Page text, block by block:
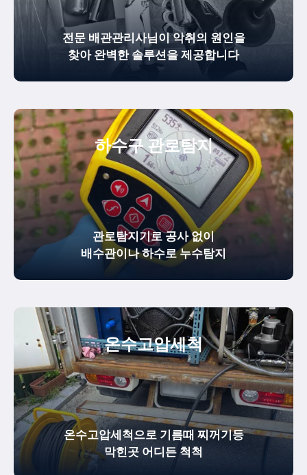
전문 배관관리사님이 악취의 원인을
찾아 완벽한 솔루션을 제공합니다
하수구 관로탐지
관로탐지기로 공사 없이
배수관이나 하수로 누수탐지
온수고압세척
온수고압세척으로 기름때 찌꺼기등
막힌곳 어디든 척척